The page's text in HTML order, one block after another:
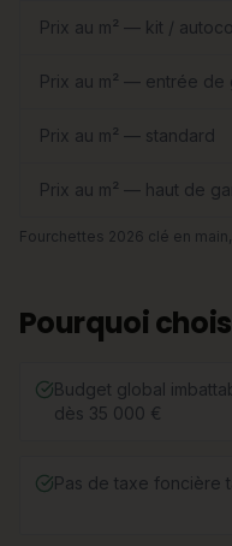
Prix au m² — kit /
Prix au m² — entrée de
Prix au m² — standard
Prix au m² — haut de
Fourchettes 2026 clé en
Pourquoi
Budget global
dès 35 000 €
Pas de taxe foncière